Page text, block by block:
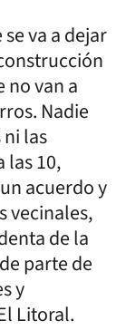
va a dejar
no van a
Nadie
las
las 10,
acuerdo y
vecinales,
de la
parte de
y
Litoral.